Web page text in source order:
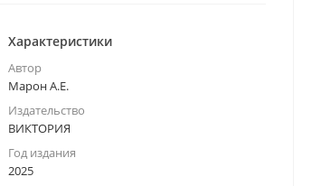
Характеристики
Автор
Марон А.Е.
Издательство
ВИКТОРИЯ
Год издания
2025